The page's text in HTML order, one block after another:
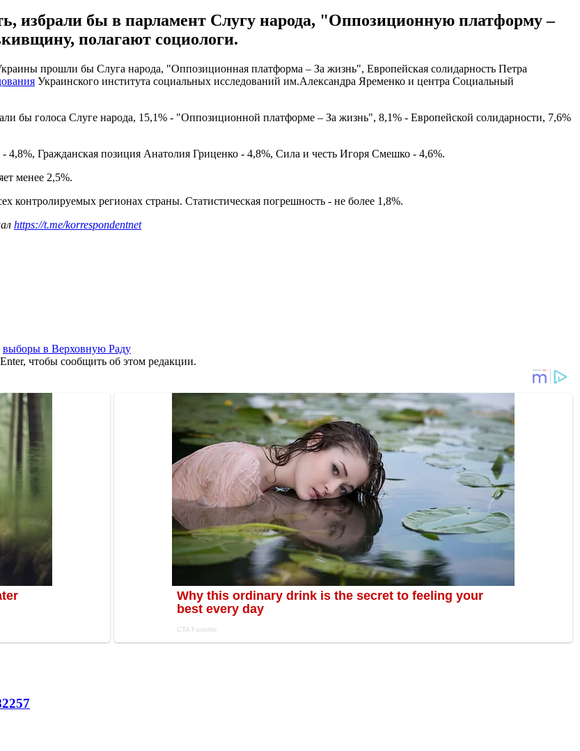
избрали бы в парламент Слугу народа, "Оппозиционную платформу –
полагают социологи.
прошли бы Слуга народа, "Оппозиционная платформа – За жизнь", Европейская солидарность Петра
Украинского института социальных исследований им.Александра Яременко и центра Социальный
бы голоса Слуге народа, 15,1% - "Оппозиционной платформе – За жизнь", 8,1% - Европейской солидарности, 7,6%
4,8%, Гражданская позиция Анатолия Гриценко - 4,8%, Сила и честь Игоря Смешко - 4,6%.
менее 2,5%.
контролируемых регионах страны. Статистическая погрешность - не более 1,8%.
https://t.me/korrespondentnet
выборы в Верховную Раду
чтобы сообщить об этом редакции.
57